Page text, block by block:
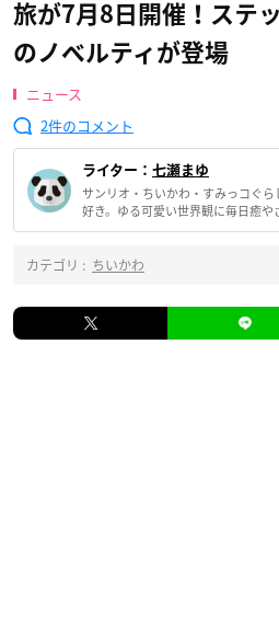
旅が7月8日開催！ステ
のノベルティが登場
ニュース
2
ライター： 七瀬まゆ
サンリオ・ちいかわ・すみっコぐ
好き。ゆる可愛い世界観に毎日癒や
カテゴリ : ちいかわ